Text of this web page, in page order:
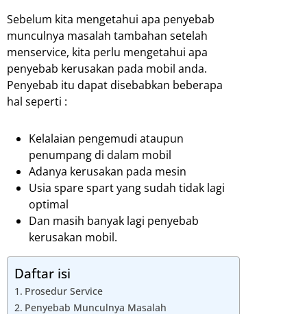
Sebelum kita mengetahui apa penyebab
munculnya masalah tambahan setelah
menservice, kita perlu mengetahui apa
penyebab kerusakan pada mobil anda.
Penyebab itu dapat disebabkan beberapa
hal seperti :
Kelalaian pengemudi ataupun
penumpang di dalam mobil
Adanya kerusakan pada mesin
Usia spare spart yang sudah tidak lagi
optimal
Dan masih banyak lagi penyebab
kerusakan mobil.
Daftar isi
Prosedur Service
Penyebab Munculnya Masalah